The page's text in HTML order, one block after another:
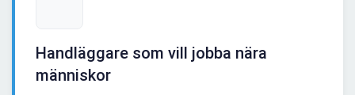
Handläggare som vill jobba nära
människor